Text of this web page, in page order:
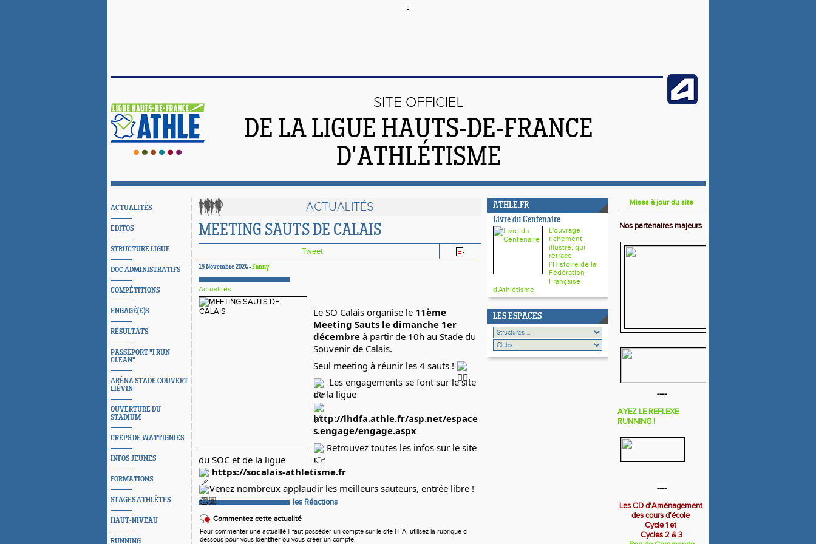
SITE OFFICIEL
DE LA LIGUE HAUTS-DE-FRANCE
D'ATHLÉTISME
ACTUALITÉS
EDITOS
STRUCTURE LIGUE
DOC ADMINISTRATIFS
COMPÉTITIONS
ENGAGÉ(E)S
RÉSULTATS
PASSEPORT "I RUN
CLEAN"
ARÉNA STADE COUVERT
LIÉVIN
OUVERTURE DU
STADIUM
CREPS DE WATTIGNIES
INFOS JEUNES
FORMATIONS
STAGES ATHLÈTES
HAUT-NIVEAU
RUNNING
ACTUALITÉS
MEETING SAUTS DE CALAIS
Tweet
15 Novembre 2024 -Fanny
Actualités
Le SO Calais organise le 11ème
Meeting Sauts le dimanche 1er
décembre à partir de 10h au Stade du
Souvenir de Calais.
Seul meeting à réunir les 4 sauts !
Les engagements se font sur le site
de la ligue
http://lhdfa.athle.fr/asp.net/espace
s.engage/engage.aspx
Retrouvez toutes les infos sur le site
du SOC et de la ligue
https://socalais-athletisme.fr
Venez nombreux applaudir les meilleurs sauteurs, entrée libre !
les Réactions
Commentez cette actualité
Pour commenter une actualité il faut posséder un compte sur le site FFA, utilisez la rubrique ci-
dessous pour vous identifier ou vous créer un compte.
ATHLE.FR
Livre du Centenaire
L'ouvrage
richement
illustré, qui
retrace
l’Histoire de la
Fédération
Française
d'Athlétisme.
LES ESPACES
Mises à jour du site
Nos partenaires majeurs
----
AYEZ LE REFLEXE
RUNNING !
----
Les CD d'Aménagement
des cours d'école
Cycle 1 et
Cycles 2 & 3